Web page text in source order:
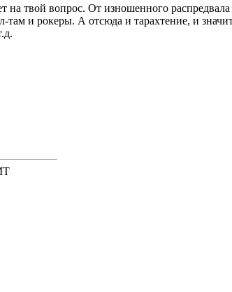
на твой вопрос. От изношенного
там и рокеры. А отсюда и тарахтение, и